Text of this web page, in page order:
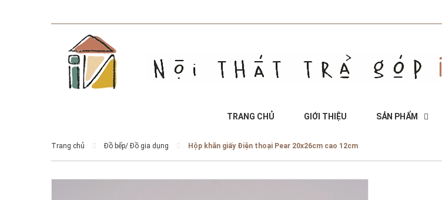
TRANG CHỦ GIỚI THIỆU SẢN PHẨM
Trang chủ Đồ bếp/ Đồ gia dụng Hộp khăn giấy Điện thoại Pear 20x26cm cao 12cm